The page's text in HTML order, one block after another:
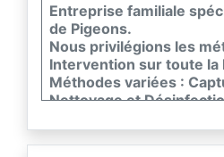
Entreprise familiale
de Pigeons.
Nous privilégions les
Intervention sur toute la
Méthodes variées :
Nettoyage et